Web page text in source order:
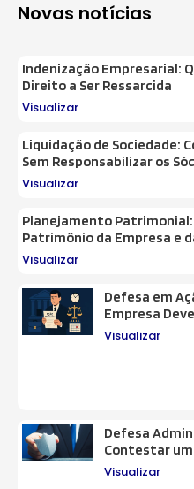
Novas notícias
Indenização Empresarial:
Direito a Ser Ressarcida
Visualizar
Liquidação de Sociedade:
Sem Responsabilizar os
Visualizar
Planejamento
Patrimônio da Empresa e
Visualizar
Defesa em
Empresa
Visualizar
Defesa
Contestar
Visualizar